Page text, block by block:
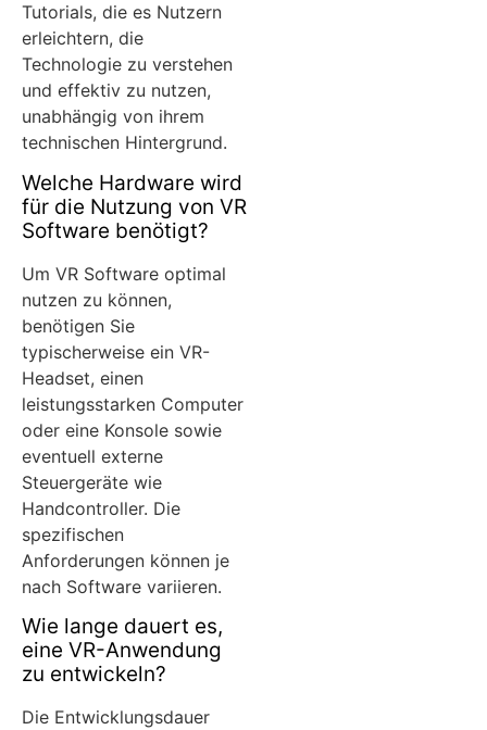
Tutorials, die es Nutzern
erleichtern, die
Technologie zu verstehen
und effektiv zu nutzen,
unabhängig von ihrem
technischen Hintergrund.
Welche Hardware wird
für die Nutzung von VR
Software benötigt?
Um VR Software optimal
nutzen zu können,
benötigen Sie
typischerweise ein VR-
Headset, einen
leistungsstarken Computer
oder eine Konsole sowie
eventuell externe
Steuergeräte wie
Handcontroller. Die
spezifischen
Anforderungen können je
nach Software variieren.
Wie lange dauert es,
eine VR-Anwendung
zu entwickeln?
Die Entwicklungsdauer